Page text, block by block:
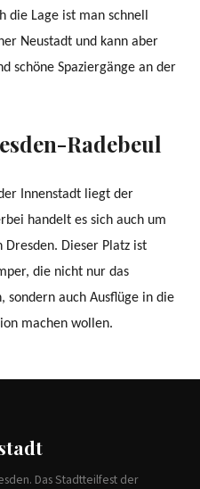
die Lage ist man schnell
Neustadt und kann aber
schöne Spaziergänge an der
Radebeul
Innenstadt liegt der
handelt es sich auch um
Dieser Platz ist
die nicht nur das
sondern auch Ausflüge in die
machen wollen.
Das Stadtteilfest der